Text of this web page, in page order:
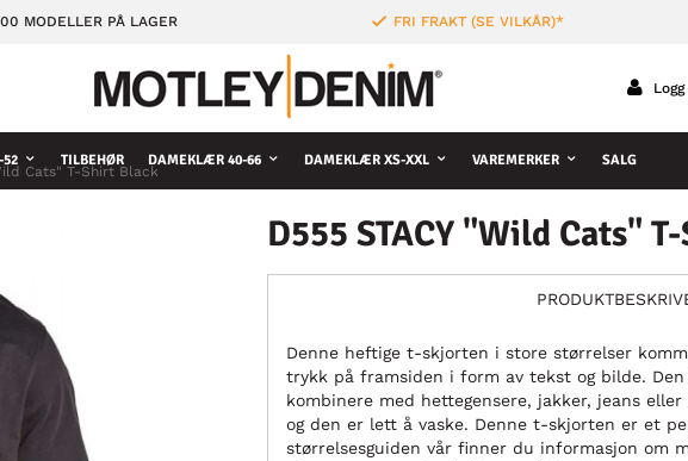
MODELLER PÅ LAGER FRI FRAKT (SE VILKÅR)*
52 TILBEHØR DAMEKLÆR 40-66 DAMEKLÆR XS-XXL VAREMERKER SALG
Cats" T-Shirt Black
D555 STACY "Wild Cats"
Denne heftige t-skjorten i store størrelser
trykk på framsiden i form av tekst og bilde.
kombinere med hettegensere, jakker, jeans
og den er lett å vaske. Denne t-skjorten er et
størrelsesguiden vår finner du informasjon om